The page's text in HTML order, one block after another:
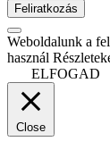
Weboldalunk a
használ
ELFOGAD
Close